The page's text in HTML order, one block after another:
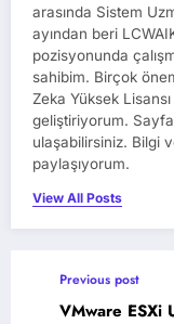
arasında Sistem
ayından beri
pozisyonunda
sahibim. Birçok
Zeka Yüksek
geliştiriyorum.
ulaşabilirsiniz. Bilgi
paylaşıyorum.
View All Posts
Previous post
VMware ESXi